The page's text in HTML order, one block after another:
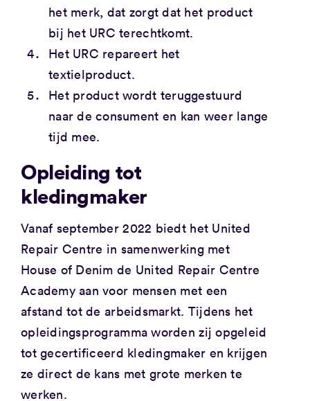
het merk, dat zorgt dat het product
bij het URC terechtkomt.
Het URC repareert het
textielproduct.
Het product wordt teruggestuurd
naar de consument en kan weer lange
tijd mee.
Opleiding tot
kledingmaker
Vanaf september 2022 biedt het United
Repair Centre in samenwerking met
House of Denim de United Repair Centre
Academy aan voor mensen met een
afstand tot de arbeidsmarkt. Tijdens het
opleidingsprogramma worden zij opgeleid
tot gecertificeerd kledingmaker en krijgen
ze direct de kans met grote merken te
werken.